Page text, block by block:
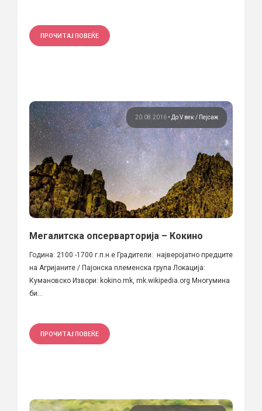
ПРОЧИТАЈ ПОВЕЌЕ
20.08.2016 • До V век Пејсаж
Мегалитска опсерварторија – Кокино
Година: 2100 -1700 г.п.н.е Градители: најверојатно предците
на Агријаните / Пајонска племенска група Локација:
Кумановско Извори: kokino.mk, mk.wikipedia.org Многумина
би...
ПРОЧИТАЈ ПОВЕЌЕ